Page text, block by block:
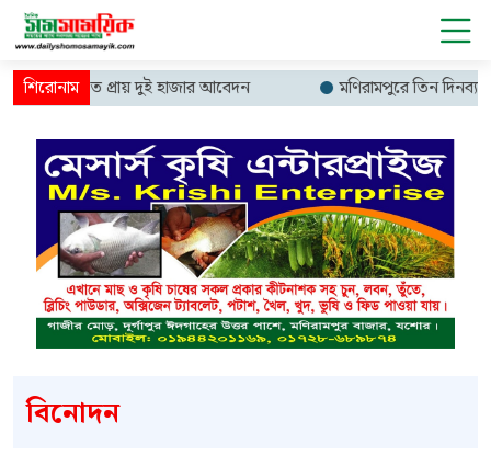
কর্মসূচিতে প্রায় দুই হাজার আবেদন মণিরামপুরে তিন
বিনোদন